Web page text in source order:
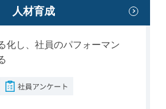
人材育成
化し、社員のパフォーマン